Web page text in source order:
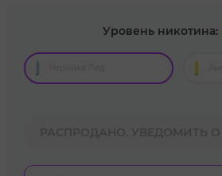
Уровень никотина: